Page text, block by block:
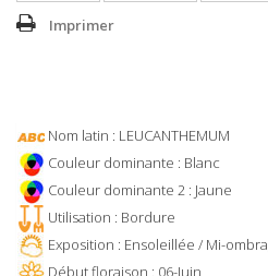
Imprimer
Nom latin : LEUCANTHEMUM
Couleur dominante : Blanc
Couleur dominante 2 : Jaune
Utilisation : Bordure
Exposition : Ensoleillée / Mi-
Début floraison : 06-Juin